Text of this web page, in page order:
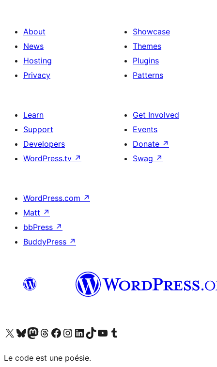
About
News
Hosting
Privacy
Showcase
Themes
Plugins
Patterns
Learn
Support
Developers
WordPress.tv ↗
Get Involved
Events
Donate ↗
Swag ↗
WordPress.com ↗
Matt ↗
bbPress ↗
BuddyPress ↗
Visit our X (formerly Twitter) account
Visit our Bluesky account
Visit our Mastodon account
Visit our Threads account
Visit our Facebook page
Visit our Instagram account
Visit our LinkedIn account
Visit our TikTok account
Visit our YouTube channel
Visit our Tumblr account
Le code est une poésie.